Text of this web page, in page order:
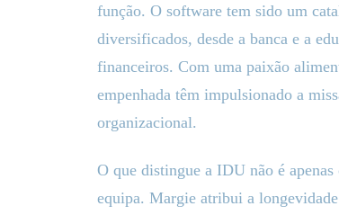
função. O software tem sido um
diversificados, desde a banca e a
financeiros. Com uma paixão
empenhada têm impulsionado a
organizacional.
O que distingue a IDU não é
equipa. Margie atribui a